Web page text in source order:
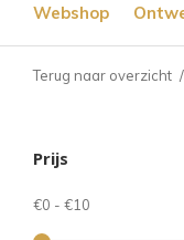
Webshop
Terug naar overzicht
Prijs
€0 - €10